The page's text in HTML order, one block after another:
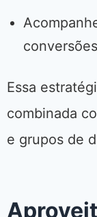
Essa
combinada
e grupos de